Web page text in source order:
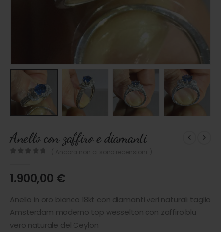
Anello con zaffiro e diamanti
1.900,00 €
Anello in oro bianco 18kt con diamanti veri naturali taglio
Amsterdam moderno top wesselton con zaffiro blu
vero naturale del Ceylon